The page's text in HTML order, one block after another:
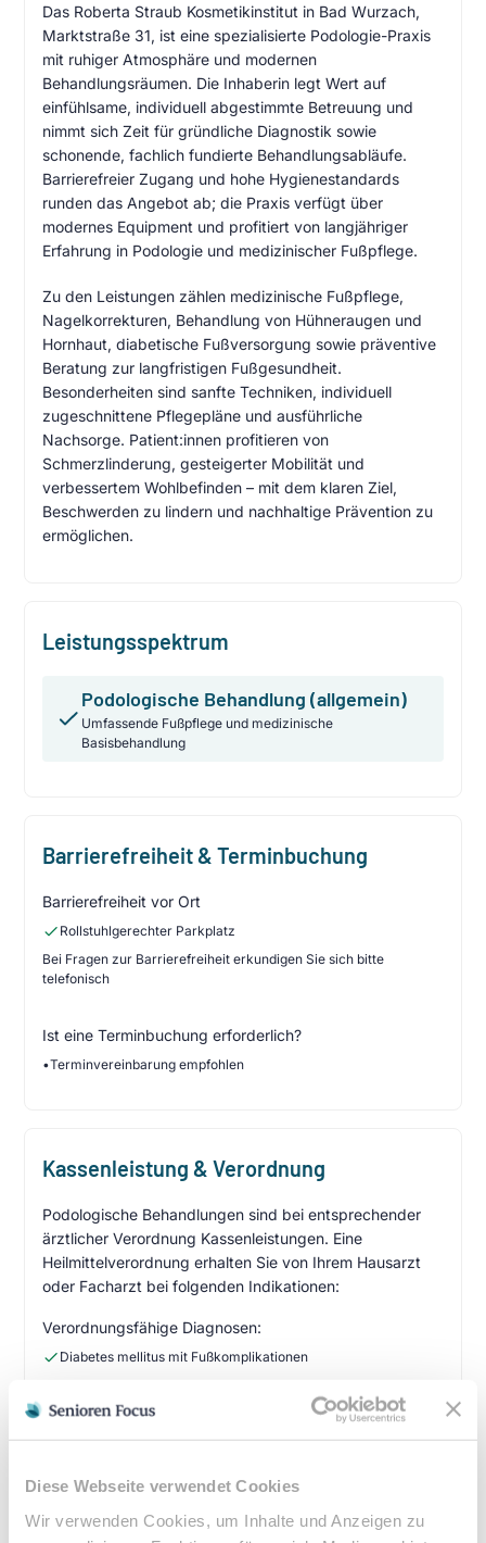
Diese Webseite verwendet Cookies
Wir verwenden Cookies, um Inhalte und Anzeigen zu
Das Roberta Straub Kosmetikinstitut in Bad Wurzach,
Marktstraße 31, ist eine spezialisierte Podologie-Praxis
mit ruhiger Atmosphäre und modernen
Behandlungsräumen. Die Inhaberin legt Wert auf
einfühlsame, individuell abgestimmte Betreuung und
nimmt sich Zeit für gründliche Diagnostik sowie
schonende, fachlich fundierte Behandlungsabläufe.
Barrierefreier Zugang und hohe Hygienestandards
runden das Angebot ab; die Praxis verfügt über
modernes Equipment und profitiert von langjähriger
Erfahrung in Podologie und medizinischer Fußpflege.
Zu den Leistungen zählen medizinische Fußpflege,
Nagelkorrekturen, Behandlung von Hühneraugen und
Hornhaut, diabetische Fußversorgung sowie präventive
Beratung zur langfristigen Fußgesundheit.
Besonderheiten sind sanfte Techniken, individuell
zugeschnittene Pflegepläne und ausführliche
Nachsorge. Patient:innen profitieren von
Schmerzlinderung, gesteigerter Mobilität und
verbessertem Wohlbefinden – mit dem klaren Ziel,
Beschwerden zu lindern und nachhaltige Prävention zu
ermöglichen.
Leistungsspektrum
Podologische Behandlung (allgemein)
Umfassende Fußpflege und medizinische
Basisbehandlung
Barrierefreiheit & Terminbuchung
Barrierefreiheit vor Ort
Rollstuhlgerechter Parkplatz
Bei Fragen zur Barrierefreiheit erkundigen Sie sich bitte
telefonisch
Ist eine Terminbuchung erforderlich?
•Terminvereinbarung empfohlen
Kassenleistung & Verordnung
Podologische Behandlungen sind bei entsprechender
ärztlicher Verordnung Kassenleistungen. Eine
Heilmittelverordnung erhalten Sie von Ihrem Hausarzt
oder Facharzt bei folgenden Indikationen:
Verordnungsfähige Diagnosen:
Diabetes mellitus mit Fußkomplikationen
Sensibilitätsstörungen
Querschnittslähmung
Zuzahlung & Kosten:
• 10% Zuzahlung pro Behandlung (mind. 5€, max. 10€)